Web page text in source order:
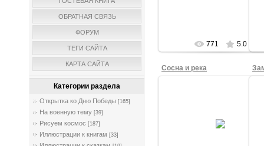
ОБРАТНАЯ СВЯЗЬ
ФОРУМ
ТЕГИ САЙТА
КАРТА САЙТА
Категории раздела
Открытка ко Дню Победы [165]
На военную тему [39]
Рисуем космос [187]
Иллюстрации к книгам [33]
771 5.0
Сосна и река
Сосна и река. Рисовала
С., 1в кл.